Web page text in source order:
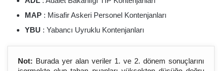
MAP : Misafir Askeri Personel Kontenjanları
YBU : Yabancı Uyruklu Kontenjanları
Not: Burada yer alan veriler 1. ve 2. dönem sonuçlarını